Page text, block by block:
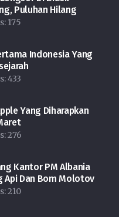
Puluhan Hilang
175
Indonesia Yang
433
Yang Diharapkan
276
Kantor PM Albania
Api Dan Bom Molotov
210